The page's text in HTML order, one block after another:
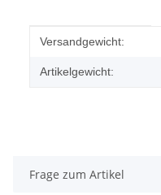
Produkteigenschaft
Wert
Versandgewicht:
Artikelgewicht:
Frage zum Artikel